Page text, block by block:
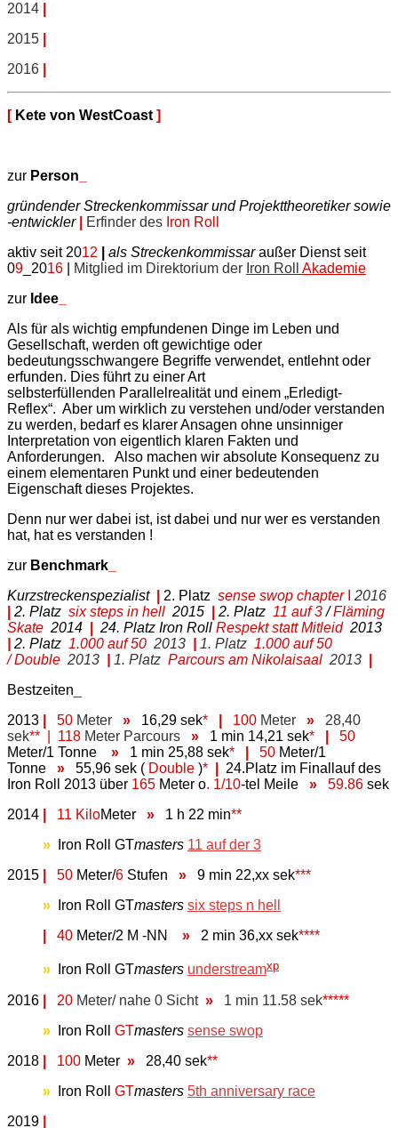
2014
2015
2016
[ Kete von WestCoast ]
zur Person
gründender Streckenkommissar und Projekttheoretiker sowie
-entwickler
Erfinder des Iron Roll
aktiv seit 2012 als Streckenkommissaraußer Dienst seit
09 _2016 Mitglied im Direktorium der Iron Roll Akademie
zur Idee
Als für als wichtig empfundenen Dinge im Leben und
Gesellschaft, werden oft gewichtige oder
bedeutungsschwangere Begriffe verwendet, entlehnt oder
erfunden. Dies führt zu einer Art
selbsterfüllenden Parallelrealität und einem „Erledigt-
Reflex“. Aber um wirklich zu verstehen und/oder verstanden
zu werden, bedarf es klarer Ansagen ohne unsinniger
Interpretation von eigentlich klaren Fakten und
Anforderungen. Also machen wir absolute Konsequenz zu
einem elementaren Punkt und einer bedeutenden
Eigenschaft dieses Projektes.
Denn nur wer dabei ist, ist dabei und nur wer es verstanden
hat, hat es verstanden !
zur Benchmark
Kurzstreckenspezialist
2. Platz sense swop chapter
2016
2. Platz six steps in hell 2015 2. Platz 11 auf 3/Fläming
Skate 2014 24. Platz Iron Roll Respekt statt Mitleid 2013
2. Platz 1.000 auf 50 2013 1. Platz 1.000 auf 50
/ Double 2013 1. Platz Parcours am Nikolaisaal 2013
Bestzeiten
2013
50 Meter » 16,29 sek* 100 Meter »
28,40
sek** | 118 Meter Parcours » 1 min 14,21 sek*
50
Meter/1 Tonne » 1 min 25,88 sek* 50 Meter/1
Tonne » 55,96 sek ( Double )*
24.Platz im Finallauf des
Iron Roll 2013 über 165 Meter o. 1/10-tel Meile » 59.86 sek
2014
11 KiloMeter » 1 h 22 min**
»
Iron Roll GTmasters 11 auf der 3
2015
50 Meter/6 Stufen » 9 min 22,xx sek***
»
Iron Roll GTmasters six steps n hell
40 Meter/2 M -NN » 2 min 36,xx sek****
» Iron Roll GTmasters understreamxp
2016 20 Meter/ nahe 0 Sicht » 1 min 11.58 sek*****
»
Iron Roll GTmasters sense swop
2018
100 Meter » 28,40 sek**
» Iron Roll GTmasters 5th anniversary race
2019